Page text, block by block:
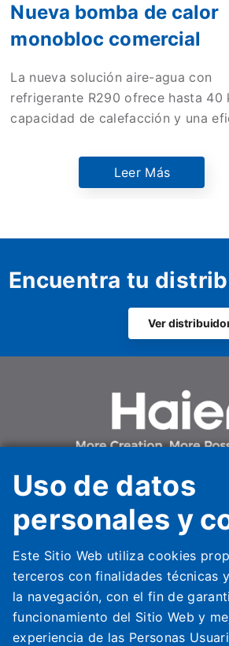
Nueva bomba de calor
monobloc comercial
La nueva solución aire-agua con
refrigerante R290 ofrece hasta 40
capacidad de calefacción y una
comerciales.
Leer Más
Encuentra tu
Ver
Haier HVAC Solutions
Carrer de la Metal·lúrgia,
08908 L‘Hospitalet de
España
Haier Italia
Uso de datos
personales y
Este Sitio Web utiliza cookies
terceros con finalidades técnicas
la navegación, con el fin de
funcionamiento del Sitio Web y
experiencia de las Personas